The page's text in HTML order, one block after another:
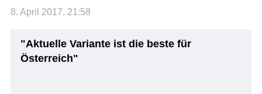
8. April 2017, 21:58
"Aktuelle Variante ist die beste für
Österreich"